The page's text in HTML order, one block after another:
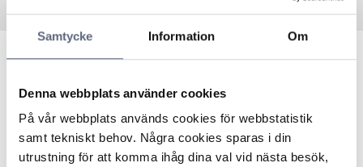
Samtycke Information Om
Denna webbplats använder cookies
På vår webbplats används cookies för webbstatistik
samt tekniskt behov. Några cookies sparas i din
utrustning för att komma ihåg dina val vid nästa besök,
bredbandsabonnemang i Haparanda i närheten av den
finska gränsen och blev ofrivilligt krävd på betalning för
bredbandstrafik via Finland. ARN fastslog att
avtalsvillkoren gav konsumenten rätt till obegränsad